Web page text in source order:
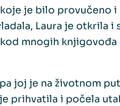
je bilo provučeno
Laura je otkrila
mnogih
joj je na životnom
prihvatila i počela